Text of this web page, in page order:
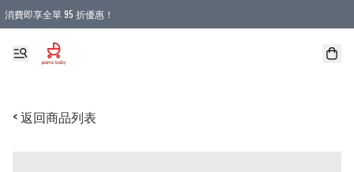
消費即享全單 95 折優惠！
購物滿 HKD 900.00即享免運費優惠！（適用於 本地送貨、本地取貨 )
< 返回商品列表